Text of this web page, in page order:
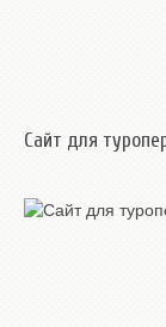
Сайт для